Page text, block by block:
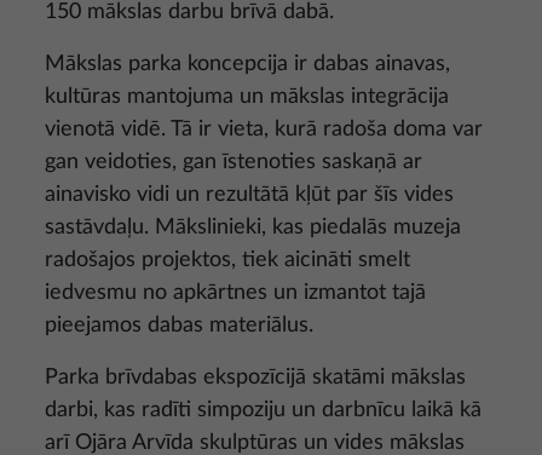
150 mākslas darbu brīvā dabā.
Mākslas parka koncepcija ir dabas ainavas,
kultūras mantojuma un mākslas integrācija
vienotā vidē. Tā ir vieta, kurā radoša doma var
gan veidoties, gan īstenoties saskaņā ar
ainavisko vidi un rezultātā kļūt par šīs vides
sastāvdaļu. Mākslinieki, kas piedalās muzeja
radošajos projektos, tiek aicināti smelt
iedvesmu no apkārtnes un izmantot tajā
pieejamos dabas materiālus.
Parka brīvdabas ekspozīcijā skatāmi mākslas
darbi, kas radīti simpoziju un darbnīcu laikā kā
arī Ojāra Arvīda skulptūras un vides mākslas